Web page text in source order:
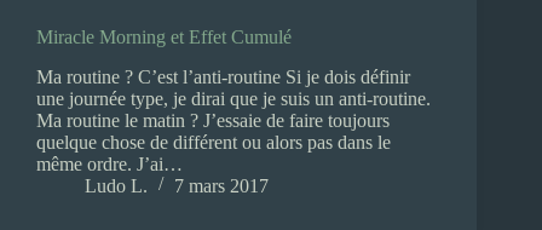
Miracle Morning et Effet Cumulé
Ma routine ? C’est l’anti-routine Si je dois définir
une journée type, je dirai que je suis un anti-routine.
Ma routine le matin ? J’essaie de faire toujours
quelque chose de différent ou alors pas dans le
même ordre. J’ai…
Ludo L.
7 mars 2017